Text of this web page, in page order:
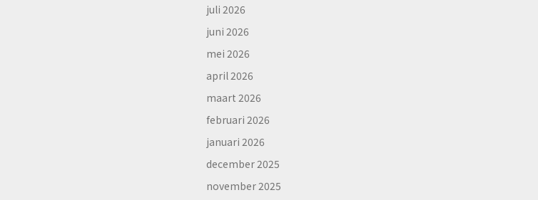
juli 2026
juni 2026
mei 2026
april 2026
maart 2026
februari 2026
januari 2026
december 2025
november 2025